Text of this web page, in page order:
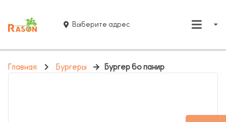
Выберите адрес
Главная Бургеры Бургер бо панир